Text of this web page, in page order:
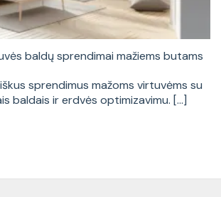
baldų sprendimai mažiems butams
sprendimus mažoms virtuvėms su
baldais ir erdvės optimizavimu. [...]